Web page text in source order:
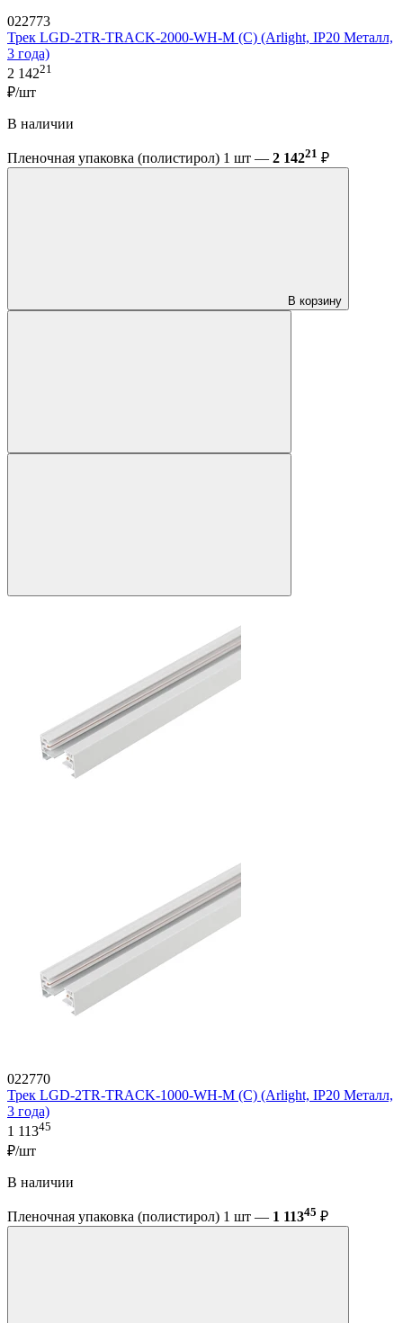
022773
Трек LGD-2TR-TRACK-2000-WH-M (C) (Arlight, IP20 Металл,
3 года)
2 14221
₽/шт
В наличии
Пленочная упаковка (полистирол) 1 шт — 2 14221 ₽
В корзину
022770
Трек LGD-2TR-TRACK-1000-WH-M (C) (Arlight, IP20 Металл,
3 года)
1 11345
₽/шт
В наличии
Пленочная упаковка (полистирол) 1 шт — 1 11345 ₽